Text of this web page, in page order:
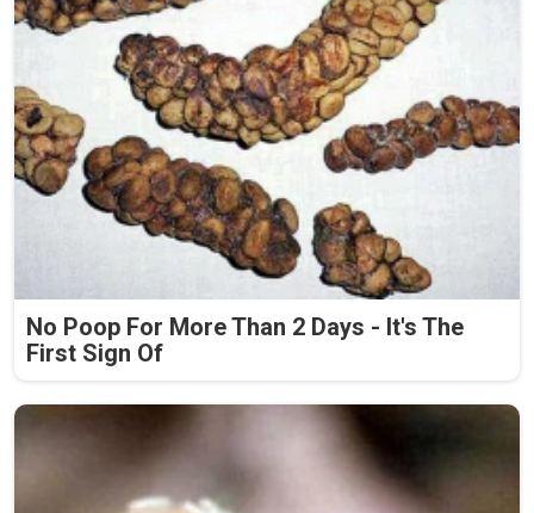
No Poop For More Than 2 Days - It's The
First Sign Of